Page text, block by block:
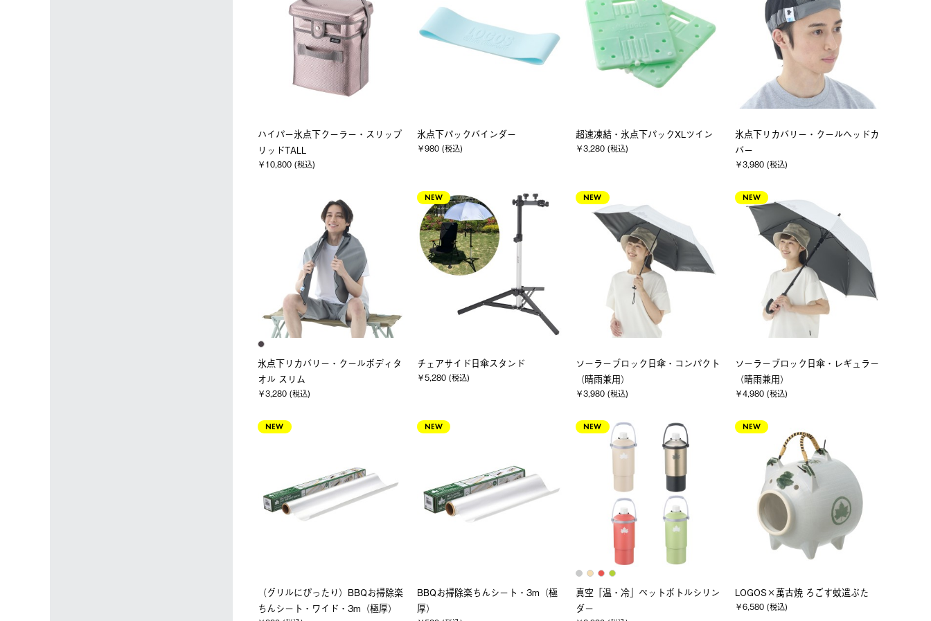
ハイパー氷点下クーラー・スリップ
リッドTALL
￥10,800 (税込)
氷点下パックバインダー
￥980 (税込)
超速凍結・氷点下パックXLツイン
￥3,280 (税込)
氷点下リカバリー・クールヘッドカ
バー
￥3,980 (税込)
氷点下リカバリー・クールボディタ
オル スリム
￥3,280 (税込)
NEW
チェアサイド日傘スタンド
￥5,280 (税込)
NEW
ソーラーブロック日傘・コンパクト
（晴雨兼用）
￥3,980 (税込)
NEW
ソーラーブロック日傘・レギュラー
（晴雨兼用）
￥4,980 (税込)
NEW
（グリルにぴったり）BBQお掃除楽
ちんシート・ワイド・3m（極厚）
NEW
BBQお掃除楽ちんシート・3m（極
厚）
NEW
真空「温・冷」ペットボトルシリン
ダー
NEW
LOGOS×萬古焼 ろごす蚊遣ぶた
￥6,580 (税込)